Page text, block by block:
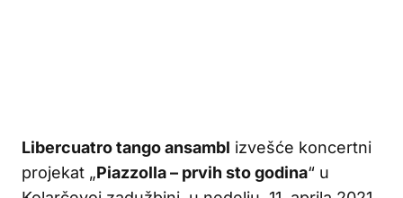
Libercuatro tango ansambl izvešće koncertni
projekat „Piazzolla – prvih sto godina“ u